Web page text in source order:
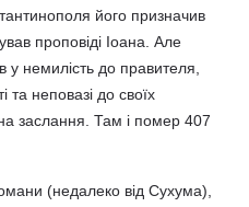
його призначив
проповіді Іоана. Але
у немилість до правителя,
та неповазі до своїх
заслання. Там і помер 407
(недалеко від Сухума),